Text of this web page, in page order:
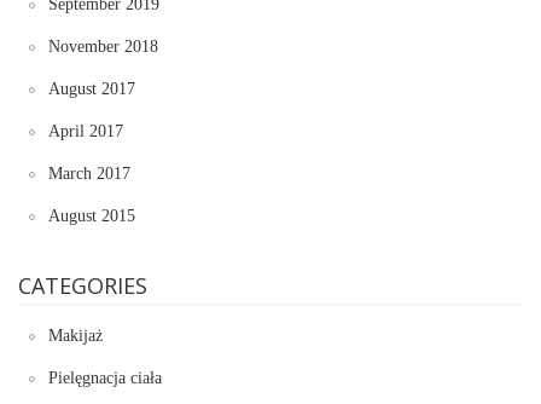
September 2019
November 2018
August 2017
April 2017
March 2017
August 2015
CATEGORIES
Makijaż
Pielęgnacja ciała